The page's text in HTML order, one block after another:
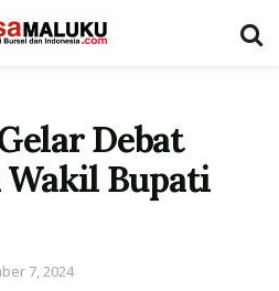
Debat
Bupati
7, 2024